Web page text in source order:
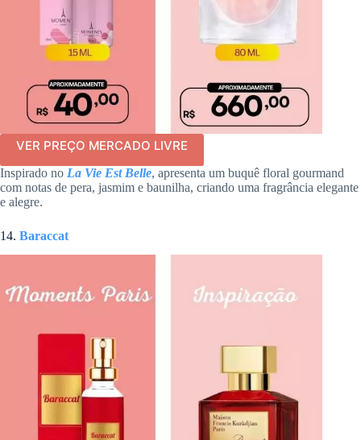
VER PREÇO MERCADO LIVRE
Inspirado no La Vie Est Belle, apresenta um buquê floral gourmand
com notas de pera, jasmim e baunilha, criando uma fragrância elegante
e alegre.
14. Baraccat